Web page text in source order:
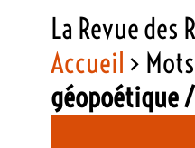
La Revue des
Accueil >
géopoétique